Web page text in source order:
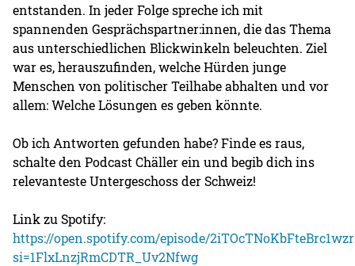
entstanden. In jeder Folge spreche ich mit
spannenden Gesprächspartner:innen, die das Thema
aus unterschiedlichen Blickwinkeln beleuchten. Ziel
war es, herauszufinden, welche Hürden junge
Menschen von politischer Teilhabe abhalten und vor
allem: Welche Lösungen es geben könnte.
Ob ich Antworten gefunden habe? Finde es raus,
schalte den Podcast Chäller ein und begib dich ins
relevanteste Untergeschoss der Schweiz!
Link zu Spotify:
https://open.spotify.com/episode/
si=1FlxLnzjRmCDTR_Uv2Nfwg